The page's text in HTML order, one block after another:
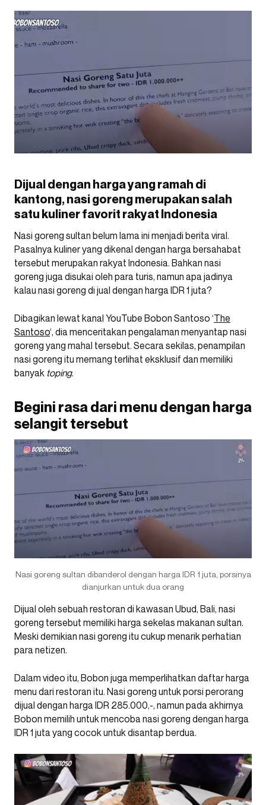
Dijual dengan harga yang ramah di
kantong, nasi goreng merupakan salah
satu kuliner favorit rakyat Indonesia
Nasi goreng sultan belum lama ini menjadi berita viral.
Pasalnya kuliner yang dikenal dengan harga bersahabat
tersebut merupakan rakyat Indonesia. Bahkan nasi
goreng juga disukai oleh para turis, namun apa jadinya
kalau nasi goreng di jual dengan harga IDR 1 juta?
Dibagikan lewat kanal YouTube Bobon Santoso ‘The
Santoso‘, dia menceritakan pengalaman menyantap nasi
goreng yang mahal tersebut. Secara sekilas, penampilan
nasi goreng itu memang terlihat eksklusif dan memiliki
banyak toping.
Begini rasa dari menu dengan harga
selangit tersebut
Nasi goreng sultan dibanderol dengan harga IDR 1 juta, porsinya
dianjurkan untuk dua orang
Dijual oleh sebuah restoran di kawasan Ubud, Bali, nasi
goreng tersebut memiliki harga sekelas makanan sultan.
Meski demikian nasi goreng itu cukup menarik perhatian
para netizen.
Dalam video itu, Bobon juga memperlihatkan daftar harga
menu dari restoran itu. Nasi goreng untuk porsi perorang
dijual dengan harga IDR 285.000,-, namun pada akhirnya
Bobon memilih untuk mencoba nasi goreng dengan harga
IDR 1 juta yang cocok untuk disantap berdua.